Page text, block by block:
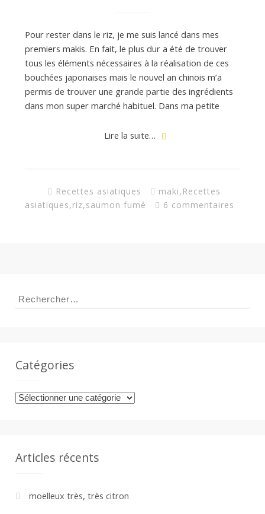
Pour rester dans le riz, je me suis lancé dans mes
premiers makis. En fait, le plus dur a été de trouver
tous les éléments nécessaires à la réalisation de ces
bouchées japonaises mais le nouvel an chinois m’a
permis de trouver une grande partie des ingrédients
dans mon super marché habituel. Dans ma petite
Lire la suite…
Recettes asiatiques maki, Recettes
asiatiques,riz,saumon fumé 6 commentaires
Rechercher :
Catégories
Catégories
Articles récents
moelleux très, très citron